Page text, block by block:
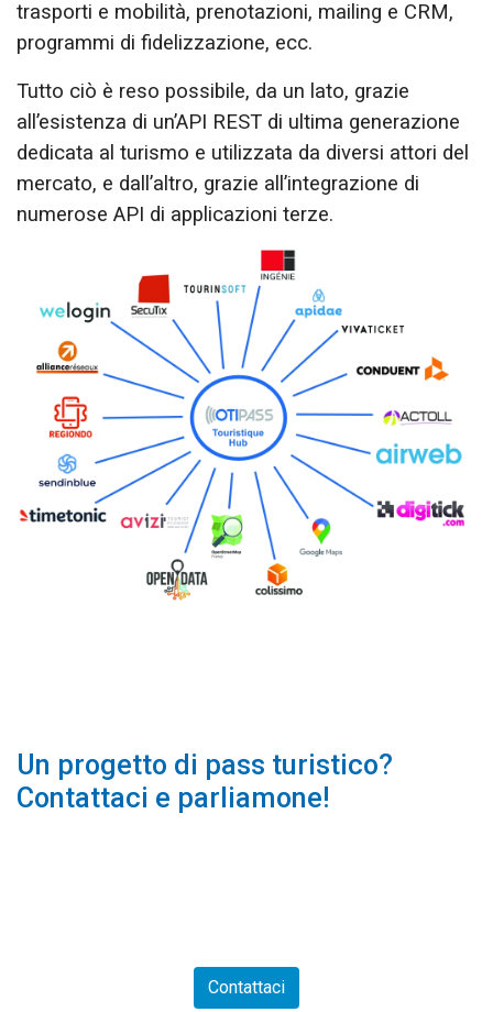
trasporti e mobilità, prenotazioni, mailing e CRM,
programmi di fidelizzazione, ecc.
Tutto ciò è reso possibile, da un lato, grazie
all’esistenza di un’API REST di ultima generazione
dedicata al turismo e utilizzata da diversi attori del
mercato, e dall’altro, grazie all’integrazione di
numerose API di applicazioni terze.
Un progetto di pass turistico?
Contattaci e parliamone!
Contattaci